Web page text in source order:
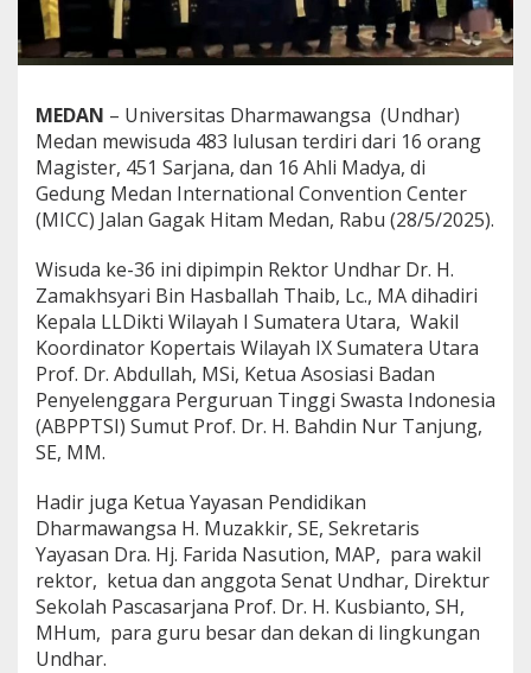
u
u
n
U
n
d
h
r
J
a
l
i
n
K
e
r
S
a
m
a
D
e
n
MEDAN – Universitas Dharmawangsa (Undhar)
Medan mewisuda 483 lulusan terdiri dari 16 orang
Magister, 451 Sarjana, dan 16 Ahli Madya, di
Gedung Medan International Convention Center
(MICC) Jalan Gagak Hitam Medan, Rabu (28/5/2025).
Wisuda ke-36 ini dipimpin Rektor Undhar Dr. H.
Zamakhsyari Bin Hasballah Thaib, Lc., MA dihadiri
Kepala LLDikti Wilayah I Sumatera Utara, Wakil
Koordinator Kopertais Wilayah IX Sumatera Utara
Prof. Dr. Abdullah, MSi, Ketua Asosiasi Badan
Penyelenggara Perguruan Tinggi Swasta Indonesia
(ABPPTSI) Sumut Prof. Dr. H. Bahdin Nur Tanjung,
SE, MM.
Hadir juga Ketua Yayasan Pendidikan
Dharmawangsa H. Muzakkir, SE, Sekretaris
Yayasan Dra. Hj. Farida Nasution, MAP, para wakil
rektor, ketua dan anggota Senat Undhar, Direktur
Sekolah Pascasarjana Prof. Dr. H. Kusbianto, SH,
MHum, para guru besar dan dekan di lingkungan
Undhar.